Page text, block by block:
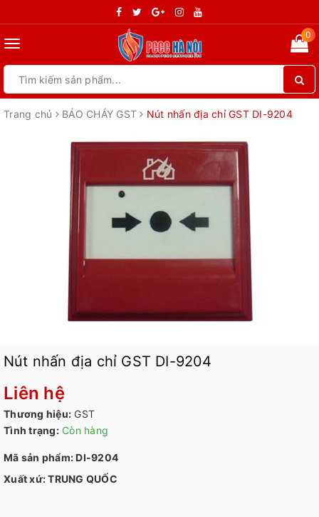
Toggle
0
Trang chủ BÁO CHÁY GST Nút nhấn địa chỉ GST DI-9204
Nút nhấn địa chỉ GST DI-9204
Liên hệ
Thương hiệu: GST
Tình trạng: Còn hàng
Mã sản phẩm: DI-9204
Xuất xứ: TRUNG QUỐC